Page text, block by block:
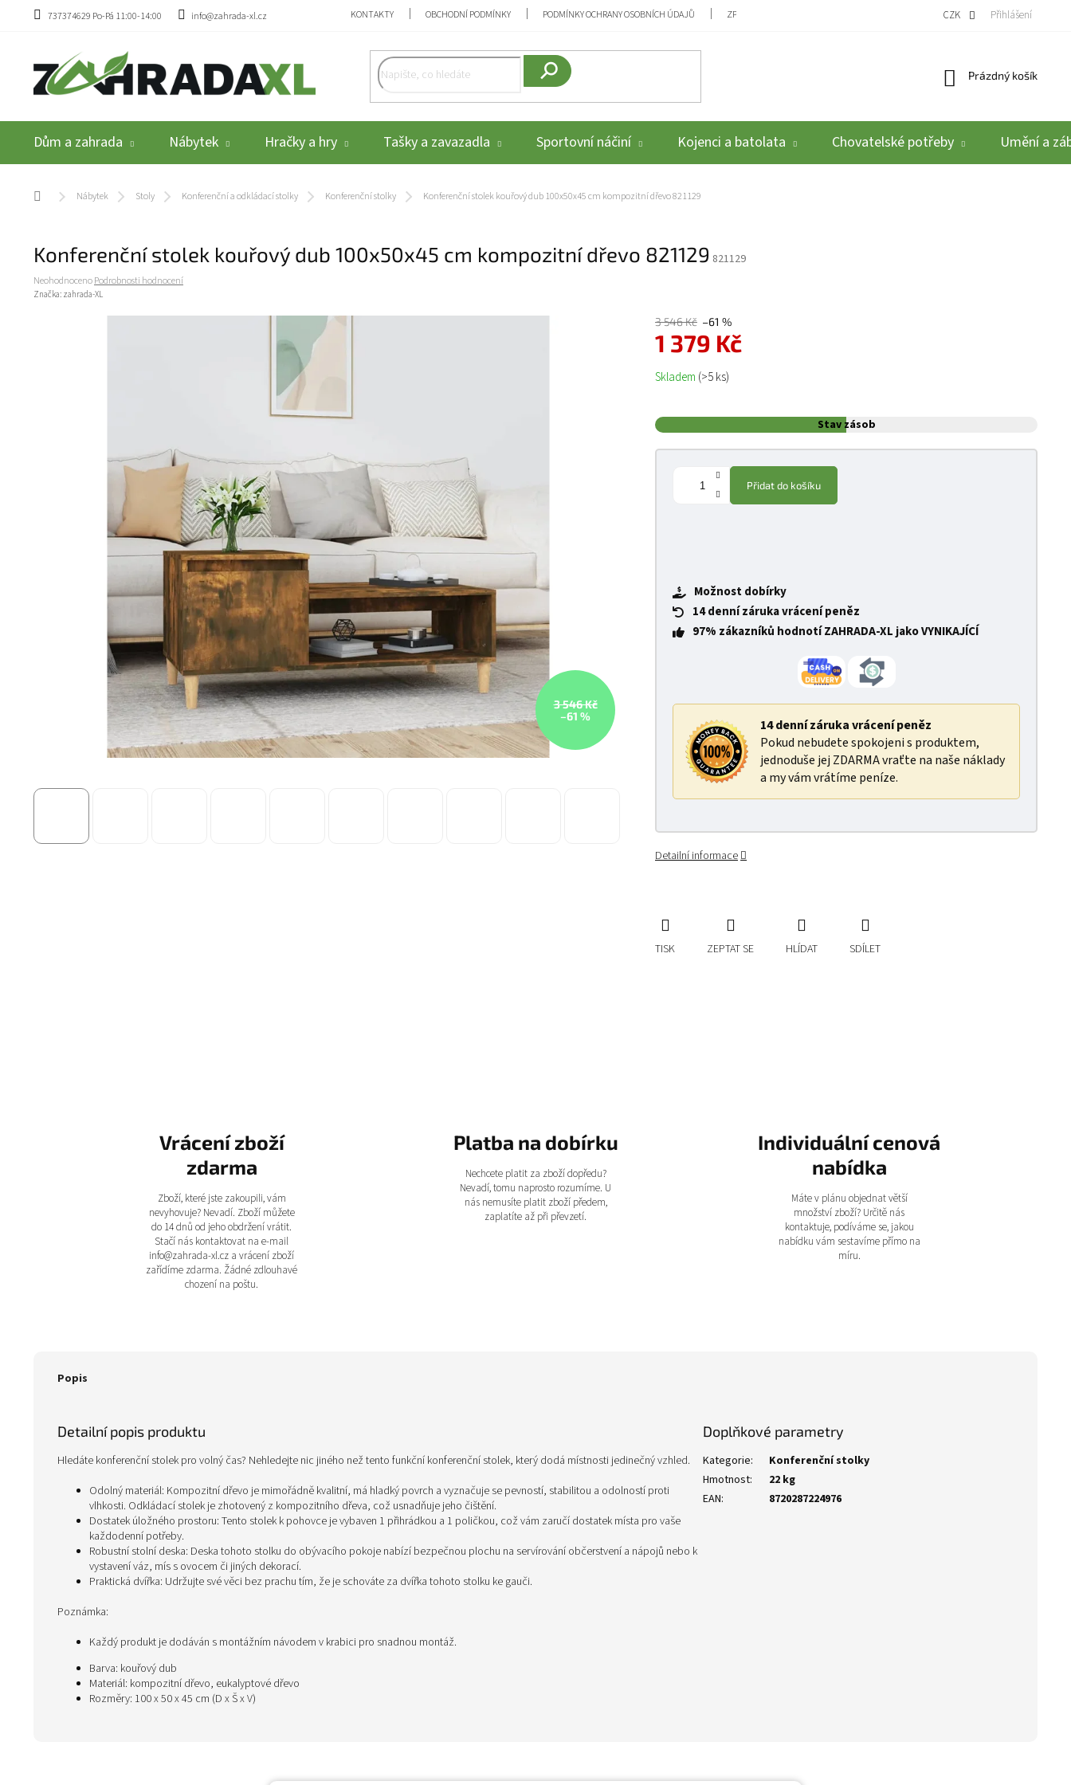
Přejít na obsah
737374629 Po-Pá 11:00-14:00 info@zahrada-xl.cz KONTAKTY OBCHODNÍ PODMÍNKY PODMÍNKY OCHRANY OSOBNÍCH ÚDAJŮ ZPĚTNÝ ODBĚR VYSLOUŽILÝCH ELEKTROZAŘÍZENÍ / BATERIÍ REKLAMACE A
CZK Přihlášení
Nákupní košík
Prázdný košík
Dům a zahrada Nábytek Hračky a hry Tašky a zavazadla Sportovní náčiní Kojenci a batolata Chovatelské potřeby Umění a
Domů Nábytek Stoly Konferenční a odkládací stolky Konferenční stolky Konferenční stolek kouřový dub 100x50x45 cm kompozitní dřevo 821129
Konferenční stolek kouřový dub 100x50x45 cm kompozitní dřevo 821129 821129
Průměrné hodnocení produktu je 0,0 z 5 hvězdiček.
NeohodnocenoPodrobnosti hodnocení
Značka: zahrada-XL
3 546 Kč
–61 %
3 546 Kč –61 %
1 379 Kč
Měrná cena:
Skladem (>5 ks)
Stav zásob
Přidat do košíku
Možnost dobírky
14 denní záruka vrácení peněz
97% zákazníků hodnotí ZAHRADA-XL jako VYNIKAJÍCÍ
14 denní záruka vrácení peněz
Pokud nebudete spokojeni s produktem,
jednoduše jej ZDARMA vraťte na naše náklady
a my vám vrátíme peníze.
Detailní informace
TISK ZEPTAT SE HLÍDAT SDÍLET
Vrácení zboží
zdarma
Zboží, které jste zakoupili, vám
nevyhovuje? Nevadí. Zboží můžete
do 14 dnů od jeho obdržení vrátit.
Stačí nás kontaktovat na e-mail
info@zahrada-xl.cz a vrácení zboží
zařídíme zdarma. Žádné zdlouhavé
chození na poštu.
Platba na dobírku
Nechcete platit za zboží dopředu?
Nevadí, tomu naprosto rozumíme. U
nás nemusíte platit zboží předem,
zaplatíte až při převzetí.
Individuální cenová
nabídka
Máte v plánu objednat větší
množství zboží? Určitě nás
kontaktuje, podíváme se, jakou
nabídku vám sestavíme přímo na
míru.
Popis
Detailní popis produktu
Hledáte konferenční stolek pro volný čas? Nehledejte nic jiného než tento funkční konferenční stolek, který dodá místnosti jedinečný vzhled.
Odolný materiál: Kompozitní dřevo je mimořádně kvalitní, má hladký povrch a vyznačuje se pevností, stabilitou a odolností proti
vlhkosti. Odkládací stolek je zhotovený z kompozitního dřeva, což usnadňuje jeho čištění.
Dostatek úložného prostoru: Tento stolek k pohovce je vybaven 1 přihrádkou a 1 poličkou, což vám zaručí dostatek místa pro vaše
každodenní potřeby.
Robustní stolní deska: Deska tohoto stolku do obývacího pokoje nabízí bezpečnou plochu na servírování občerstvení a nápojů nebo k
vystavení váz, mís s ovocem či jiných dekorací.
Praktická dvířka: Udržujte své věci bez prachu tím, že je schováte za dvířka tohoto stolku ke gauči.
Poznámka:
Každý produkt je dodáván s montážním návodem v krabici pro snadnou montáž.
Barva: kouřový dub
Materiál: kompozitní dřevo, eukalyptové dřevo
Rozměry: 100 x 50 x 45 cm (D x Š x V)
Doplňkové parametry
Kategorie:
Konferenční stolky
Hmotnost:
22 kg
EAN: 8720287224976